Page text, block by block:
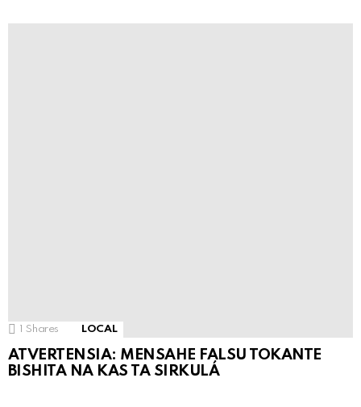
Shares LOCAL
ATVERTENSIA: MENSAHE FALSU TOKANTE
BISHITA NA KAS TA SIRKULÁ